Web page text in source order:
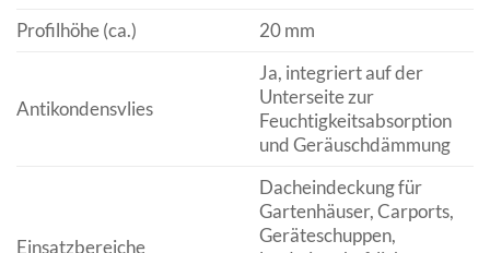
Profilhöhe (ca.)
20 mm
Antikondensvlies
Ja, integriert auf der
Unterseite zur
Feuchtigkeitsabsorption
und Geräuschdämmung
Einsatzbereiche
Dacheindeckung für
Gartenhäuser, Carports,
Geräteschuppen,